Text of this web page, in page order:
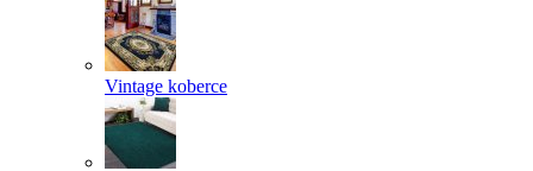
Vintage koberce